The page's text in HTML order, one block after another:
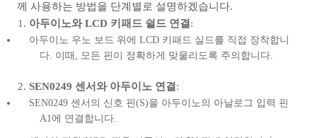
께 사용하는 방법을 단계별로 설명하겠습니다.
아두이노와 LCD 키패드 쉴드 연결 :
아두이노 우노 보드 위에 LCD 키패드 실드를 직접 장착합니
다. 이때, 모든 핀이 정확하게 맞물리도록 주의합니다.
SEN0249 센서와 아두이노 연결 :
SEN0249 센서의 신호 핀(S)을 아두이노의 아날로그 입력 핀
A1에 연결합니다.